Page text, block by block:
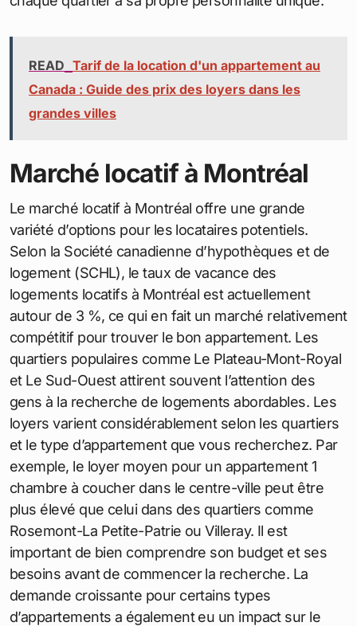
READ Tarif de la location d'un appartement au
Canada : Guide des prix des loyers dans les
grandes villes
Marché locatif à Montréal
Le marché locatif à Montréal offre une grande
variété d’options pour les locataires potentiels.
Selon la Société canadienne d’hypothèques et de
logement (SCHL), le taux de vacance des
logements locatifs à Montréal est actuellement
autour de 3 %, ce qui en fait un marché relativement
compétitif pour trouver le bon appartement. Les
quartiers populaires comme Le Plateau-Mont-Royal
et Le Sud-Ouest attirent souvent l’attention des
gens à la recherche de logements abordables. Les
loyers varient considérablement selon les quartiers
et le type d’appartement que vous recherchez. Par
exemple, le loyer moyen pour un appartement 1
chambre à coucher dans le centre-ville peut être
plus élevé que celui dans des quartiers comme
Rosemont-La Petite-Patrie ou Villeray. Il est
important de bien comprendre son budget et ses
besoins avant de commencer la recherche. La
demande croissante pour certains types
d’appartements a également eu un impact sur le